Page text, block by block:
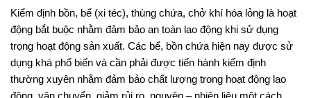
Kiểm định bồn, bể (xi téc), thùng chứa, chở khí hóa lỏng là hoạt
động bắt buộc nhằm đảm bảo an toàn lao động khi sử dụng
trọng hoạt động sản xuất. Các bể, bồn chứa hiện nay được sử
dụng khá phổ biến và cần phải được tiến hành kiểm định
thường xuyên nhằm đảm bảo chất lượng trong hoạt động lao
động, vận chuyển, giảm rủi ro, nguyên – nhiên liệu một cách